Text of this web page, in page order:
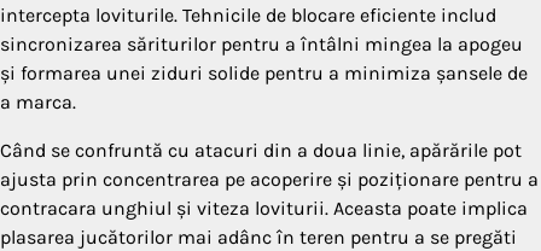
intercepta loviturile. Tehnicile de blocare eficiente includ
sincronizarea săriturilor pentru a întâlni mingea la apogeu
și formarea unei ziduri solide pentru a minimiza șansele de
a marca.
Când se confruntă cu atacuri din a doua linie, apărările pot
ajusta prin concentrarea pe acoperire și poziționare pentru a
contracara unghiul și viteza loviturii. Aceasta poate implica
plasarea jucătorilor mai adânc în teren pentru a se pregăti